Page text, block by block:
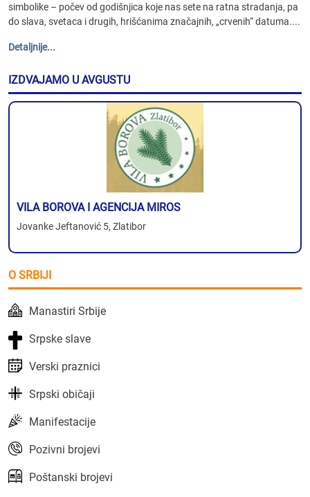
simbolike – počev od godišnjica koje nas sete na ratna stradanja, pa
do slava, svetaca i drugih, hrišćanima značajnih, „crvenih“ datuma....
Detaljnije...
IZDVAJAMO U AVGUSTU
VILA BOROVA I AGENCIJA MIROS
Jovanke Jeftanović 5, Zlatibor
O SRBIJI
Manastiri Srbije
Srpske slave
Verski praznici
Srpski običaji
Manifestacije
Pozivni brojevi
Poštanski brojevi